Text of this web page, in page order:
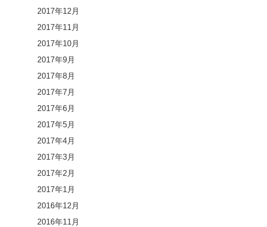
2017年12月
2017年11月
2017年10月
2017年9月
2017年8月
2017年7月
2017年6月
2017年5月
2017年4月
2017年3月
2017年2月
2017年1月
2016年12月
2016年11月